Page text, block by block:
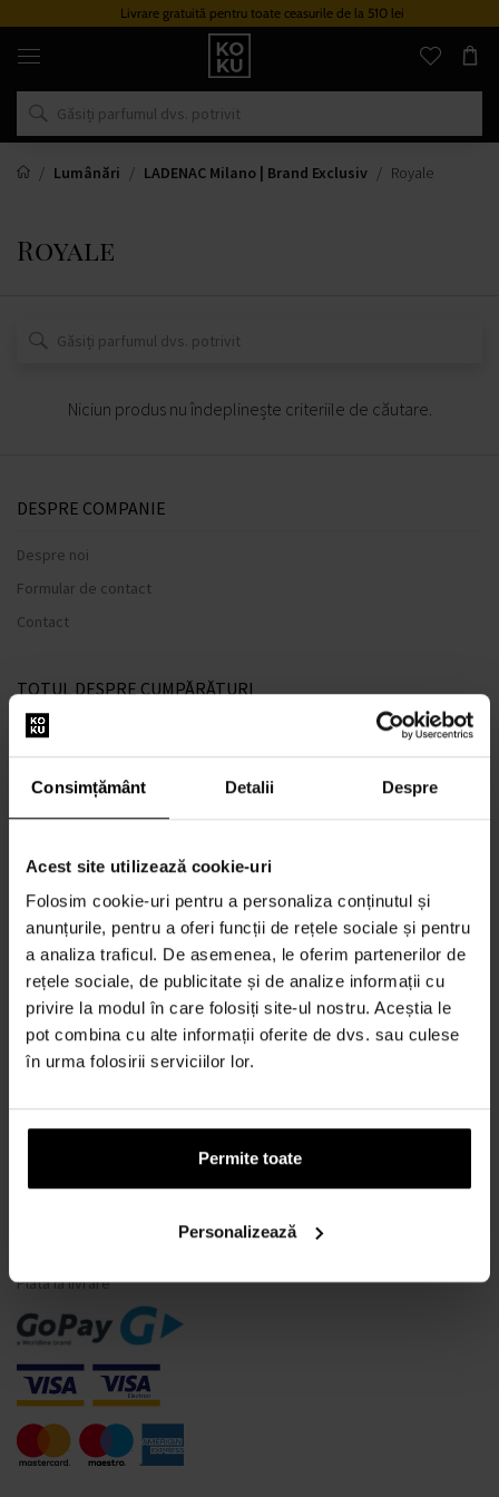
Consimțământ Detalii Despre
Acest site utilizează cookie-uri
Folosim cookie-uri pentru a personaliza conținutul și
anunțurile, pentru a oferi funcții de rețele sociale și pentru
a analiza traficul. De asemenea, le oferim partenerilor de
rețele sociale, de publicitate și de analize informații cu
privire la modul în care folosiți site-ul nostru. Aceștia le
pot combina cu alte informații oferite de dvs. sau culese
în urma folosirii serviciilor lor.
Permite toate
Personalizează
Livrare gratuită pentru toate ceasurile de la 510 lei
Parfumuri
ceasuri
originale
într-
singur
loc
Lumânări LADENAC Milano | Brand Exclusiv Royale
Royale
Niciun produs nu îndeplinește criteriile de căutare.
DESPRE COMPANIE
Despre noi
Formular de contact
Contact
TOTUL DESPRE CUMPĂRĂTURI
Sistem de loialitate
Politica de Confidențialitate
METODA DE TRANSPORT
Când voi primi produsele comandate?
De ce parfumuri de la noi?
Ce este un tester de parfum?
Doar parfumuri originale
Întrebări frecvente
Retragerea din contract
Schimbarea consimțământului pentru cookie-uri
MODALITĂȚI DE PLATĂ
Plata la livrare